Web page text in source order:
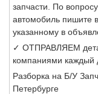
запчасти. По
автомобиль пишите
указанному в
✓ ОТПРАВЛЯЕМ
компаниями каждый
Разборка на Б/У
Петербурге